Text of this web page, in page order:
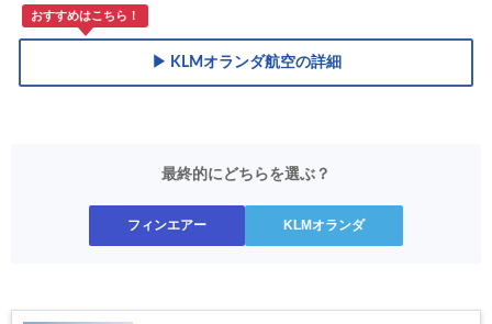
おすすめはこちら！
▶ KLMオランダ航空の詳細
最終的にどちらを選ぶ？
フィンエアー KLMオランダ